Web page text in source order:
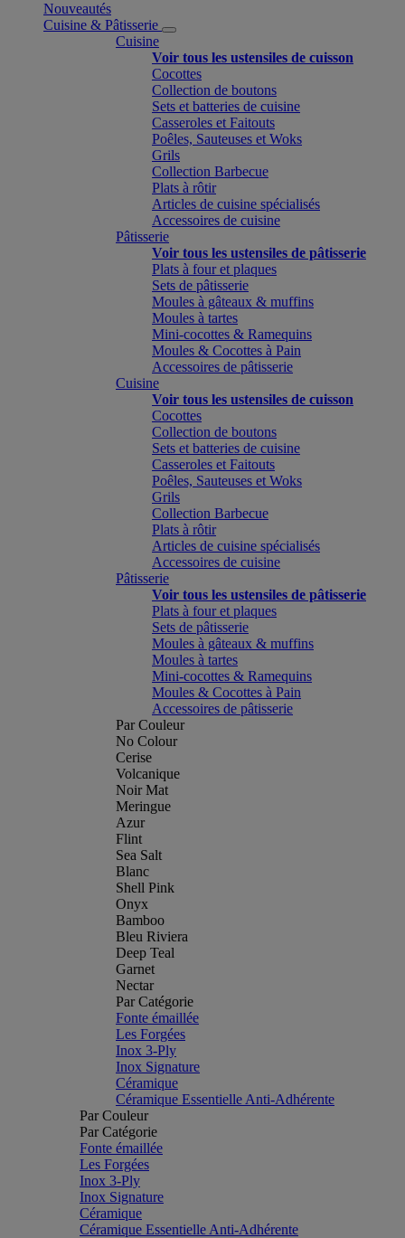
Nouveautés
Cuisine & Pâtisserie
Cuisine
Voir tous les ustensiles de cuisson
Cocottes
Collection de boutons
Sets et batteries de cuisine
Casseroles et Faitouts
Poêles, Sauteuses et Woks
Grils
Collection Barbecue
Plats à rôtir
Articles de cuisine spécialisés
Accessoires de cuisine
Pâtisserie
Voir tous les ustensiles de pâtisserie
Plats à four et plaques
Sets de pâtisserie
Moules à gâteaux & muffins
Moules à tartes
Mini-cocottes & Ramequins
Moules & Cocottes à Pain
Accessoires de pâtisserie
Cuisine
Voir tous les ustensiles de cuisson
Cocottes
Collection de boutons
Sets et batteries de cuisine
Casseroles et Faitouts
Poêles, Sauteuses et Woks
Grils
Collection Barbecue
Plats à rôtir
Articles de cuisine spécialisés
Accessoires de cuisine
Pâtisserie
Voir tous les ustensiles de pâtisserie
Plats à four et plaques
Sets de pâtisserie
Moules à gâteaux & muffins
Moules à tartes
Mini-cocottes & Ramequins
Moules & Cocottes à Pain
Accessoires de pâtisserie
Par Couleur
No Colour
Cerise
Volcanique
Noir Mat
Meringue
Azur
Flint
Sea Salt
Blanc
Shell Pink
Onyx
Bamboo
Bleu Riviera
Deep Teal
Garnet
Nectar
Par Catégorie
Fonte émaillée
Les Forgées
Inox 3-Ply
Inox Signature
Céramique
Céramique Essentielle Anti-Adhérente
Par Couleur
Par Catégorie
Fonte émaillée
Les Forgées
Inox 3-Ply
Inox Signature
Céramique
Céramique Essentielle Anti-Adhérente